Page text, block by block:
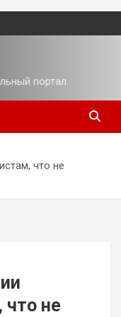
портал.
что не
что не